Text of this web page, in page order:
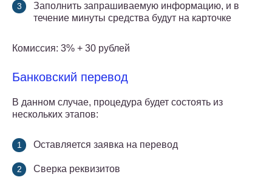
Заполнить запрашиваемую информацию, и в
течение минуты средства будут на карточке
Комиссия: 3% + 30 рублей
Банковский перевод
В данном случае, процедура будет состоять из
нескольких этапов:
Оставляется заявка на перевод
Сверка реквизитов